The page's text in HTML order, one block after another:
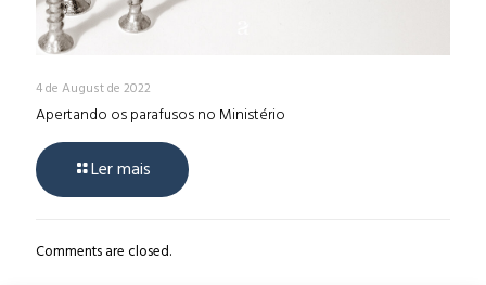
4 de August de 2022
Apertando os parafusos no Ministério
Ler mais
Comments are closed.